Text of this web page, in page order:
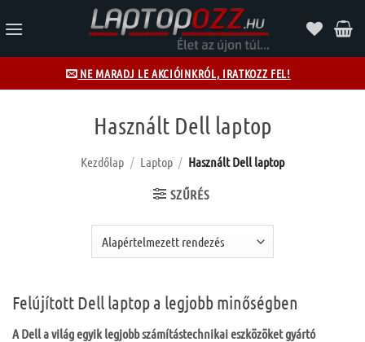
to
NE MARADJ LE AKCIÓINKRÓL, IRATKOZZ FEL!
Használt Dell laptop
Kezdőlap / Laptop / Használt Dell laptop
SZŰRÉS
Felújított Dell laptop a legjobb minőségben
A Dell a világ egyik legjobb számítástechnikai eszközöket gyártó